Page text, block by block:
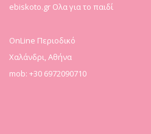
ebiskoto.gr Ολα για το παιδί
OnLine Περιοδικό
Χαλάνδρι, Αθήνα
mob: +30 6972090710